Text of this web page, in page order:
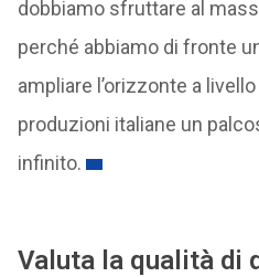
dobbiamo sfruttare al
perché abbiamo di fronte
ampliare l’orizzonte a
produzioni italiane un
infinito.
Valuta la qualità di